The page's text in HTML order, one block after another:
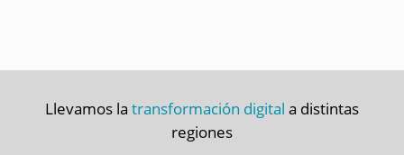
Llevamos la transformación digital a distintas
regiones